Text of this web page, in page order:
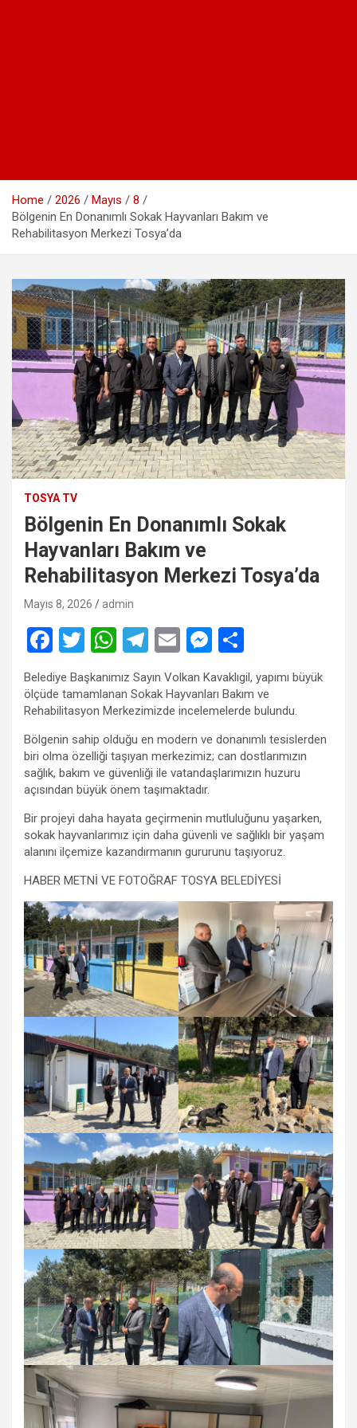
Home 2026 Mayıs
8
Bölgenin En Donanımlı Sokak Hayvanları Bakım ve
Rehabilitasyon Merkezi Tosya’da
TOSYA TV
Bölgenin En Donanımlı Sokak
Hayvanları Bakım ve
Rehabilitasyon Merkezi Tosya’da
Mayıs 8, 2026 admin
F
a
ce
b
o
o
k
T
wi
tt
er
W
at
s
A
p
p
T
el
e
gr
a
m
E
m
ail
M
es
se
n
g
er
h
ar
e
Belediye Başkanımız Sayın Volkan Kavaklıgil, yapımı büyük
ölçüde tamamlanan Sokak Hayvanları Bakım ve
Rehabilitasyon Merkezimizde incelemelerde bulundu.
Bölgenin sahip olduğu en modern ve donanımlı tesislerden
biri olma özelliği taşıyan merkezimiz; can dostlarımızın
sağlık, bakım ve güvenliği ile vatandaşlarımızın huzuru
açısından büyük önem taşımaktadır.
Bir projeyi daha hayata geçirmenin mutluluğunu yaşarken,
sokak hayvanlarımız için daha güvenli ve sağlıklı bir yaşam
alanını ilçemize kazandırmanın gururunu taşıyoruz.
HABER METNİ VE FOTOĞRAF TOSYA BELEDİYESİ